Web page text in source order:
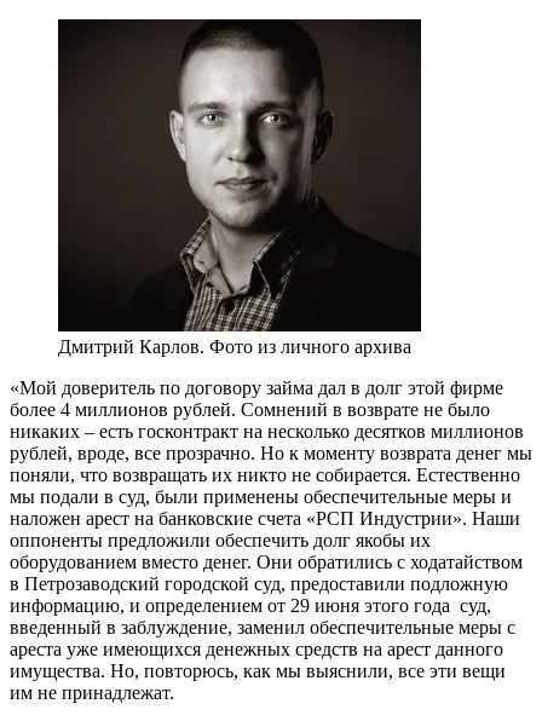
Дмитрий Карлов. Фото из личного архива
«Мой доверитель по договору займа дал в долг этой фирме
более 4 миллионов рублей. Сомнений в возврате не было
никаких – есть госконтракт на несколько десятков миллионов
рублей, вроде, все прозрачно. Но к моменту возврата денег мы
поняли, что возвращать их никто не собирается. Естественно
мы подали в суд, были применены обеспечительные меры и
наложен арест на банковские счета «РСП Индустрии». Наши
оппоненты предложили обеспечить долг якобы их
оборудованием вместо денег. Они обратились с ходатайством
в Петрозаводский городской суд, предоставили подложную
информацию, и определением от 29 июня этого года суд,
введенный в заблуждение, заменил обеспечительные меры с
ареста уже имеющихся денежных средств на арест данного
имущества. Но, повторюсь, как мы выяснили, все эти вещи
им не принадлежат.